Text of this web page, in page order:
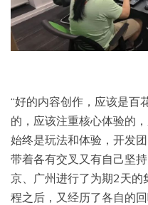
“好的内容创作，应该是百
的，应该注重核心体验的
始终是玩法和体验，开发
带着各有交叉又有自己坚
京、广州进行了为期2天的
程之后，又经历了各自的